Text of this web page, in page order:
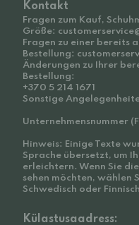
Kontakt
Fragen zum Kauf,
Größe:
Fragen zu einer bereits
Bestellung:
Änderungen zu Ihrer
Bestellung:
+370 5 214 1671
Sonstige
Unternehmensnummer
Hinweis: Einige Texte
Sprache übersetzt, um
erleichtern. Wenn Sie
sehen möchten, wählen
Schwedisch oder
Külastusaadress: